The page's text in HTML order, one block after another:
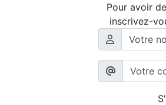
Pour avoir
inscrivez-